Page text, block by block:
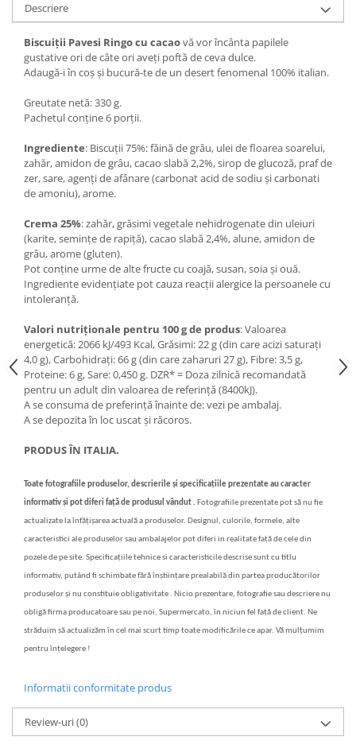
Produse de patiserie
Descriere
Biscuiții Pavesi Ringo cu cacaovă vor încânta papilele
gustative ori de câte ori aveți poftă de ceva dulce.
Adaugă-i în coș și bucură-te de un desert fenomenal 100% italian.
Greutate netă: 330 g.
Pachetul conține 6 porții.
Ingrediente: Biscuții 75%: făină de grâu, ulei de floarea soarelui,
zahăr, amidon de grâu, cacao slabă 2,2%, sirop de glucoză, praf de
zer, sare, agenți de afânare (carbonat acid de sodiu și carbonati
de amoniu), arome.
Crema 25%: zahăr, grăsimi vegetale nehidrogenate din uleiuri
(karite, semințe de rapiță), cacao slabă 2,4%, alune, amidon de
grâu, arome (gluten).
Pot conține urme de alte fructe cu coajă, susan, soia și ouă.
Ingrediente evidențiate pot cauza reacții alergice la persoanele cu
intoleranță.
Valori nutriționale pentru 100 g de produs: Valoarea
energetică: 2066 kJ/493 Kcal, Grăsimi: 22 g (din care acizi saturați
4,0 g), Carbohidrați: 66 g (din care zaharuri 27 g), Fibre: 3,5 g,
Proteine: 6 g, Sare: 0,450 g. DZR* = Doza zilnică recomandată
pentru un adult din valoarea de referință (8400kJ).
A se consuma de preferință înainte de: vezi pe ambalaj.
A se depozita în loc uscat și răcoros.
PRODUS ÎN ITALIA.
Toate fotografiile produselor, descrierile și specificațiile prezentate au caracter
informativ și pot diferi față de produsul vândut . Fotografiile prezentate pot să nu fie
actualizate la înfățișarea actuală a produselor. Designul, culorile, formele, alte
caracteristici ale produselor sau ambalajelor pot diferi in realitate față de cele din
pozele de pe site. Specificațiile tehnice si caracteristicile descrise sunt cu titlu
informativ, putând fi schimbate fără înștiințare prealabilă din partea producătorilor
produselor și nu constituie obligativitate . Nicio prezentare, fotografie sau descriere nu
obligă firma producatoare sau pe noi, Supermercato, în niciun fel față de client. Ne
străduim să actualizăm în cel mai scurt timp toate modificările ce apar. Vă mulțumim
pentru înțelegere !
Informatii conformitate produs
Review-uri(0)